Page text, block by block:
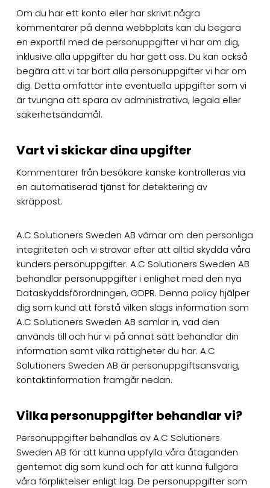
Om du har ett konto eller har skrivit några
kommentarer på denna webbplats kan du begära
en exportfil med de personuppgifter vi har om dig,
inklusive alla uppgifter du har gett oss. Du kan också
begära att vi tar bort alla personuppgifter vi har om
dig. Detta omfattar inte eventuella uppgifter som vi
är tvungna att spara av administrativa, legala eller
säkerhetsändamål.
Vart vi skickar dina upgifter
Kommentarer från besökare kanske kontrolleras via
en automatiserad tjänst för detektering av
skräppost.
A.C Solutioners Sweden AB värnar om den personliga
integriteten och vi strävar efter att alltid skydda våra
kunders personuppgifter. A.C Solutioners Sweden AB
behandlar personuppgifter i enlighet med den nya
Dataskyddsförordningen, GDPR. Denna policy hjälper
dig som kund att förstå vilken slags information som
A.C Solutioners Sweden AB samlar in, vad den
används till och hur vi på annat sätt behandlar din
information samt vilka rättigheter du har. A.C
Solutioners Sweden AB är personuppgiftsansvarig,
kontaktinformation framgår nedan.
Vilka personuppgifter behandlar vi?
Personuppgifter behandlas av A.C Solutioners
Sweden AB för att kunna uppfylla våra åtaganden
gentemot dig som kund och för att kunna fullgöra
våra förpliktelser enligt lag. De personuppgifter som